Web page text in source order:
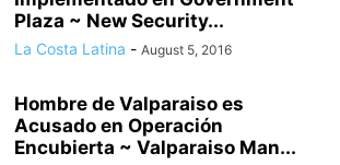
Plaza ~ New Security...
La Costa Latina - August 5, 2016
Hombre de Valparaiso es
Acusado en Operación
Encubierta ~ Valparaiso Man...